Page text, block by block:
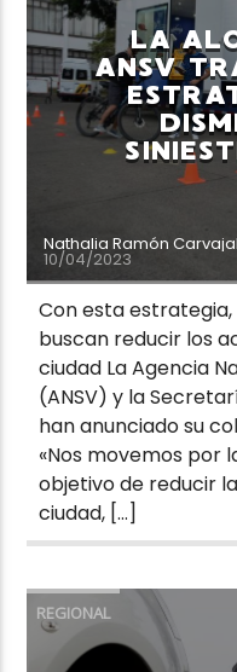
LA
ANSV
Nathalia Ramón Carvajal
10/04/2023
Con esta
buscan reducir los
ciudad La Agencia
(ANSV) y la
han anunciado su
«Nos movemos por
objetivo de reducir
ciudad, […]
REGIONAL